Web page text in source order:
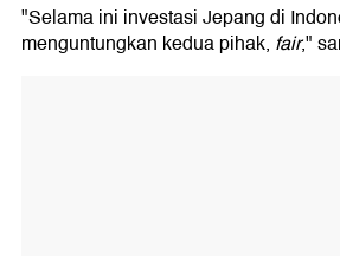
"Selama ini investasi Jepang di
menguntungkan kedua pihak, fair,"